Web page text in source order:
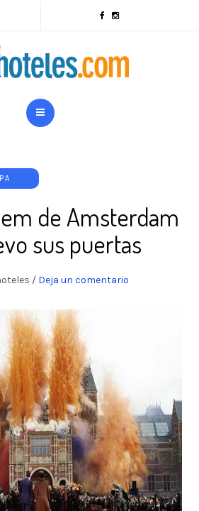
de Amsterdam
sus puertas
/ Deja un comentario